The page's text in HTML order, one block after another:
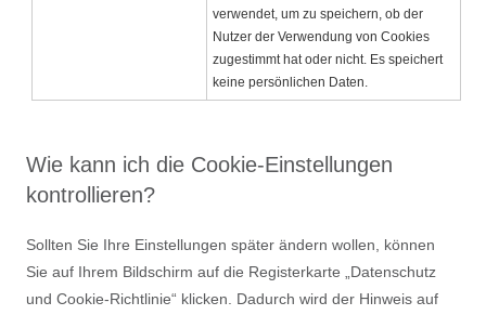
verwendet, um zu speichern, ob der
Nutzer der Verwendung von Cookies
zugestimmt hat oder nicht. Es speichert
keine persönlichen Daten.
Wie kann ich die Cookie-Einstellungen
kontrollieren?
Sollten Sie Ihre Einstellungen später ändern wollen, können
Sie auf Ihrem Bildschirm auf die Registerkarte „Datenschutz
und Cookie-Richtlinie“ klicken. Dadurch wird der Hinweis auf